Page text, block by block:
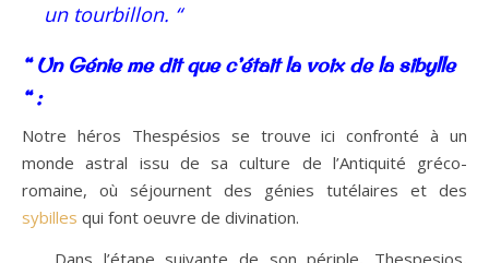
un tourbillon. “
“ Un Génie me dit que c’était la voix de la sibylle
“ :
Notre héros Thespésios se trouve ici confronté à un
monde astral issu de sa culture de l’Antiquité gréco-
romaine, où séjournent des génies tutélaires et des
sybilles qui font oeuvre de divination.
Dans l’étape suivante de son périple, Thespesios,